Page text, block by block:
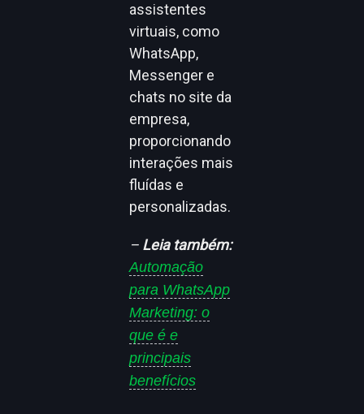
assistentes
virtuais, como
WhatsApp,
Messenger e
chats no site da
empresa,
proporcionando
interações mais
fluídas e
personalizadas.
– Leia também:
Automação
para WhatsApp
Marketing: o
que é e
principais
benefícios